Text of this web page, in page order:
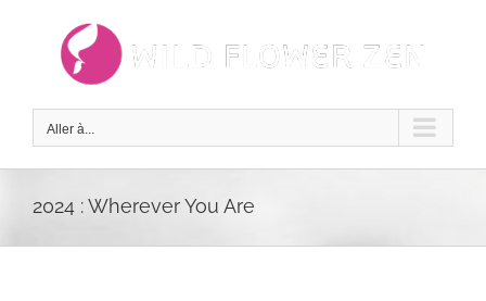
Aller à...
2024 : Wherever You Are